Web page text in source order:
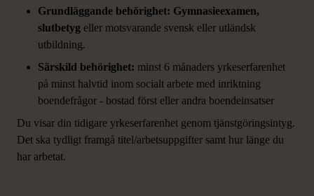
Grundläggande behörighet: Gymnasieexamen,
slutbetyg eller motsvarande svensk eller utländsk
utbildning.
Särskild behörighet: minst 6 månaders yrkeserfarenhet
på minst halvtid inom socialt arbete med inriktning
boendefrågor - bostad först eller andra boendeinsatser
Du visar din tidigare yrkeserfarenhet genom tjänstgöringsintyg.
Det ska tydligt framgå titel/arbetsuppgifter samt hur länge du
har arbetat.